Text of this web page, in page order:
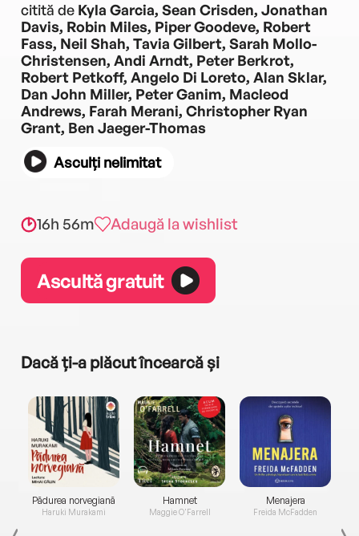
citită de Kyla Garcia, Sean Crisden, Jonathan
Davis, Robin Miles, Piper Goodeve, Robert
Fass, Neil Shah, Tavia Gilbert, Sarah Mollo-
Christensen, Andi Arndt, Peter Berkrot,
Robert Petkoff, Angelo Di Loreto, Alan Sklar,
Dan John Miller, Peter Ganim, Macleod
Andrews, Farah Merani, Christopher Ryan
Grant, Ben Jaeger-Thomas
Asculți nelimitat
16h 56m Adaugă la wishlist
Ascultă gratuit
Dacă ți-a plăcut încearcă și
Pădurea norvegiană
Haruki Murakami
Hamnet
Maggie O'Farrell
Menajera
Freida McFadden